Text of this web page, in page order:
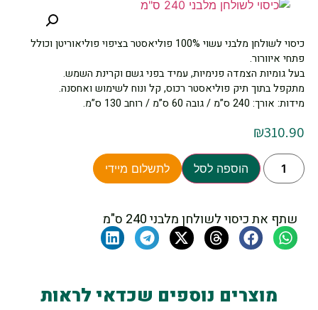
כיסוי לשולחן מלבני עשוי 100% פוליאסטר בציפוי פוליאוריטן וכולל
פתחי איוורור.
בעל גומיות הצמדה פנימיות, עמיד בפני גשם וקרינת השמש.
מתקפל בתוך תיק פוליאסטר רכוס, קל ונוח לשימוש ואחסנה.
מידות: אורך: 240 ס”מ / גובה 60 ס”מ / רוחב 130 ס”מ.
₪310.90
הוספה לסל לתשלום מיידי
שתף את כיסוי לשולחן מלבני 240 ס"מ
מוצרים נוספים שכדאי לראות